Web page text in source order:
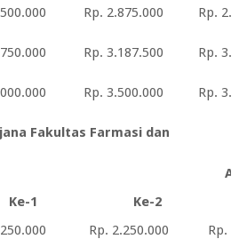
Rp. 2.875.000 Rp.
Rp. 3.187.500 Rp.
Rp. 3.500.000 Rp.
Fakultas Farmasi dan
Ke-1
Ke-2
Rp. 2.250.000
Rp.